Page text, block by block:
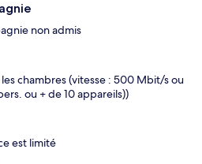
non admis
chambres (vitesse : 500 Mbit/s ou
ou + de 10 appareils))
est limité